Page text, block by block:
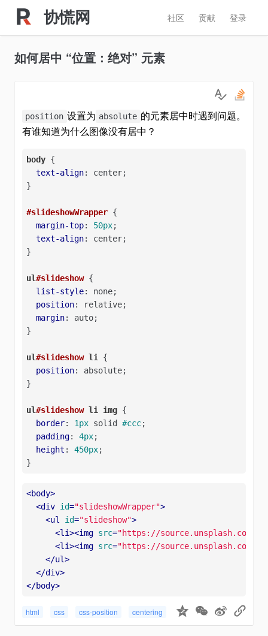
协慌网 登录
贡献
社区
如何居中 “位置：绝对” 元素
position 设置为 absolute 的元素居中时遇到问题。
有谁知道为什么图像没有居中？
body {
text-align: center;
}
#slideshowWrapper {
margin-top: 50px;
text-align: center;
}
ul#slideshow {
list-style: none;
position: relative;
margin: auto;
}
ul#slideshow li
{
position: absolute;
}
ul#slideshow li img {
border: 1px solid #ccc;
padding: 4px;
height : 450px;
}
<body>
<div id="slideshowWrapper">
<ul id="slideshow">
<li><img src="https://source.unsplash.com/
<li><img src="https://source.unsplash.com/
</ul>
</div>
</body>
html css css-position centering